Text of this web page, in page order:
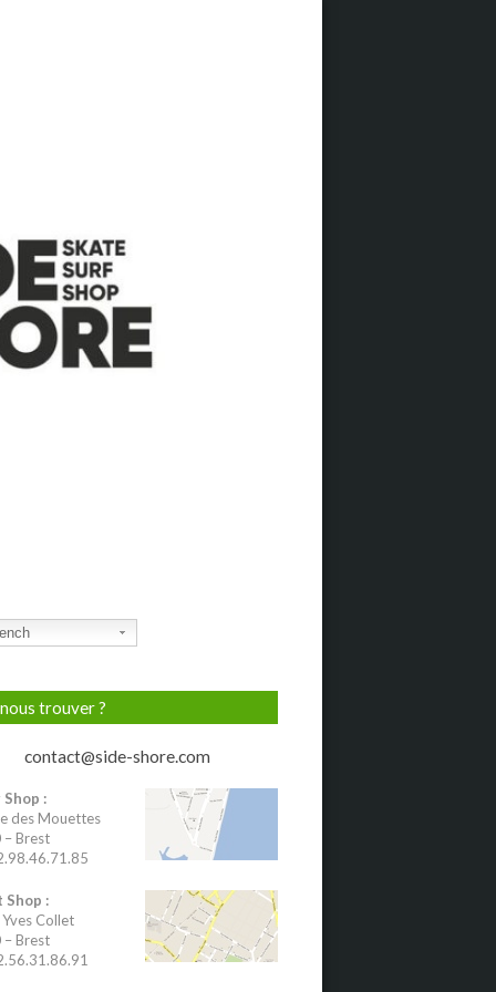
trouver ?
contact@side-shore.com
:
des Mouettes
Brest
:
Collet
Brest